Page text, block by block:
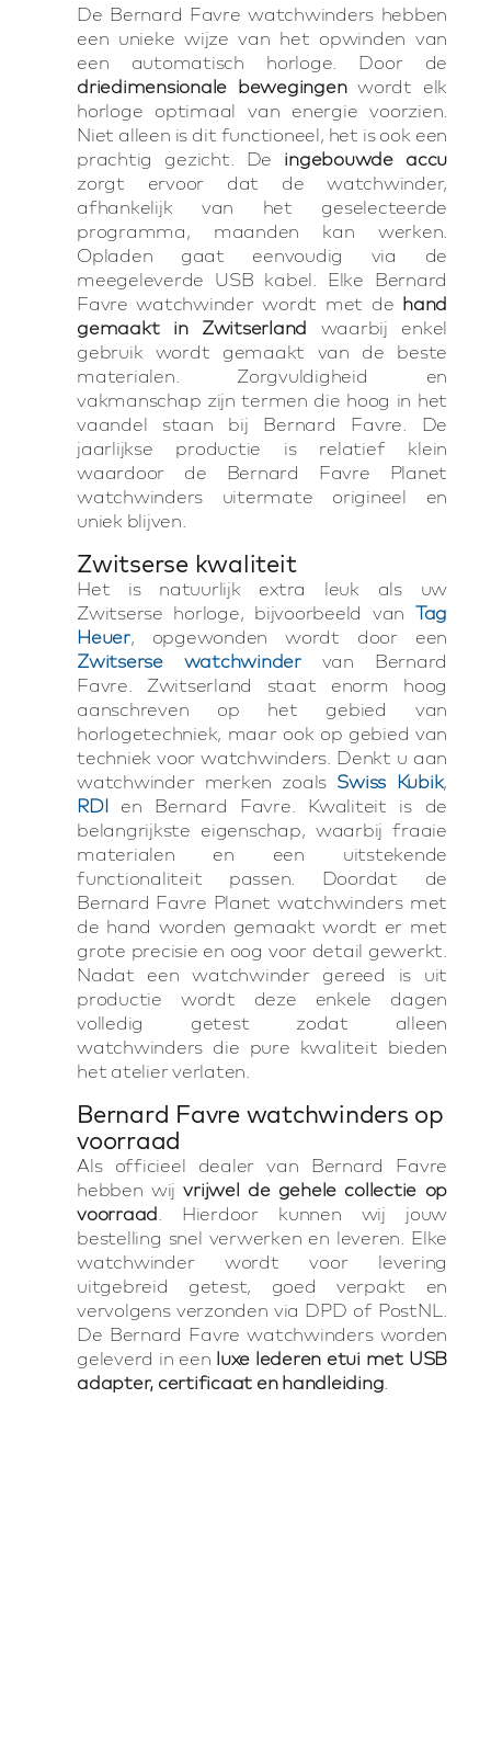
De Bernard Favre watchwinders hebben
een unieke wijze van het opwinden van
een automatisch horloge. Door de
driedimensionale bewegingenwordt elk
horloge optimaal van energie voorzien.
Niet alleen is dit functioneel, het is ook een
prachtig gezicht. De ingebouwde accu
zorgt ervoor dat de watchwinder,
afhankelijk van het geselecteerde
programma, maanden kan werken.
Opladen gaat eenvoudig via de
meegeleverde USB kabel. Elke Bernard
Favre watchwinder wordt met de hand
gemaakt in Zwitserland waarbij enkel
gebruik wordt gemaakt van de beste
materialen. Zorgvuldigheid en
vakmanschap zijn termen die hoog in het
vaandel staan bij Bernard Favre. De
jaarlijkse productie is relatief klein
waardoor de Bernard Favre Planet
watchwinders uitermate origineel en
uniek blijven.
Zwitserse kwaliteit
Het is natuurlijk extra leuk als uw
Zwitserse horloge, bijvoorbeeld van Tag
Heuer, opgewonden wordt door een
Zwitserse watchwindervan Bernard
Favre. Zwitserland staat enorm hoog
aanschreven op het gebied van
horlogetechniek, maar ook op gebied van
techniek voor watchwinders. Denkt u aan
watchwinder merken zoals Swiss Kubik,
RDIen Bernard Favre. Kwaliteit is de
belangrijkste eigenschap, waarbij fraaie
materialen en een uitstekende
functionaliteit passen. Doordat de
Bernard Favre Planet watchwinders met
de hand worden gemaakt wordt er met
grote precisie en oog voor detail gewerkt.
Nadat een watchwinder gereed is uit
productie wordt deze enkele dagen
volledig getest zodat alleen
watchwinders die pure kwaliteit bieden
het atelier verlaten.
Bernard Favre watchwinders op
voorraad
Als officieel dealer van Bernard Favre
hebben wijvrijwel de gehele collectie op
voorraad . Hierdoor kunnen wij jouw
bestelling snel verwerken en leveren. Elke
watchwinder wordt voor levering
uitgebreid getest, goed verpakt en
vervolgens verzonden via DPD of PostNL.
De Bernard Favre watchwinders worden
geleverd in een luxe lederen etui met USB
adapter, certificaat en handleiding